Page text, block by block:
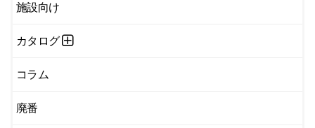
施設向け
カタログ
コラム
廃番